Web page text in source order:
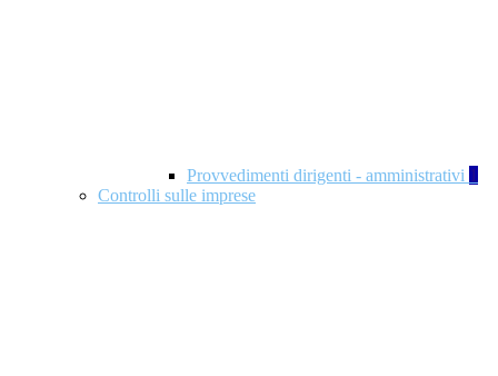
Provvedimenti dirigenti - amministrativi 1
Controlli sulle imprese